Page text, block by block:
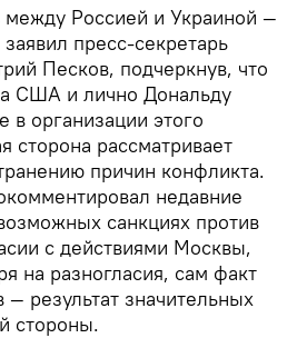
между Россией и Украиной —
пресс-секретарь
Песков, подчеркнув, что
США и лично Дональду
в организации этого
сторона рассматривает
причин конфликта.
недавние
санкциях против
с действиями Москвы,
на разногласия, сам факт
— результат значительных
стороны.